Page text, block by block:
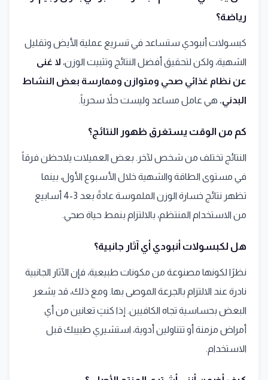
رياضة؟
كبسولات أنبودي ستساعد في تسريع عملية الأيض وتقليل
الشهية، ولكن لتحقيق أفضل النتائج وتثبيت الوزن، لا غنى
عن نظام غذائي صحي ومتوازن وممارسة بعض النشاط
البدني. هي عامل مساعد وليست حلاً سحرياً.
كم من الوقت يستغرق ظهور النتائج؟
النتائج تختلف من شخص لآخر. بعض العميلات يلاحظن فرقاً
في مستوى الطاقة والشهية خلال الأسبوع الأول، بينما
تظهر نتائج خسارة الوزن الملموسة عادةً بعد 3-4 أسابيع
من الاستخدام المنتظم، بالالتزام بنمط حياة صحي.
هل لكبسولات أنبودي أي آثار جانبية؟
نظرًا لكونها مصنوعة من مكونات طبيعية، فإن الآثار الجانبية
نادرة عند الالتزام بالجرعة الموصى بها. ومع ذلك، قد يشعر
البعض بحساسية تجاه الكافيين. إذا كنتِ تعانين من أي
أمراض مزمنة أو تتناولين أدوية، استشيري طبيبك قبل
الاستخدام.